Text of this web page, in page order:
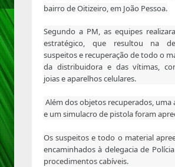
bairro de Oitizeiro, em João Pessoa.
Segundo a PM, as equipes
estratégico, que resultou na
suspeitos e recuperação de todo o
da distribuidora e das vítimas,
joias e aparelhos celulares.
Além dos objetos recuperados, uma
e um simulacro de pistola foram
Os suspeitos e todo o material
encaminhados à delegacia de
procedimentos cabíveis.